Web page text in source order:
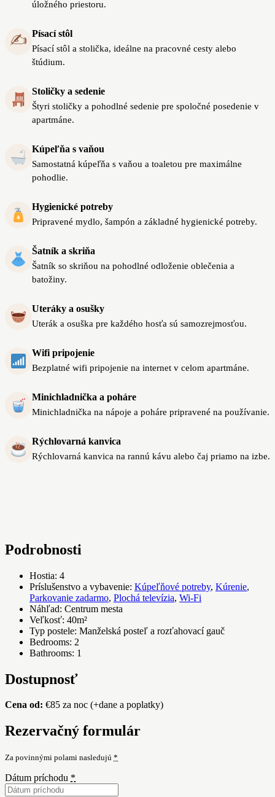
úložného priestoru.
✍️ Písací stôl
Písací stôl a stolička, ideálne na pracovné cesty alebo
štúdium.
Stoličky a sedenie
Štyri stoličky a pohodlné sedenie pre spoločné posedenie v
apartmáne.
Kúpeľňa s vaňou
Samostatná kúpeľňa s vaňou a toaletou pre maximálne
pohodlie.
Hygienické potreby
Pripravené mydlo, šampón a základné hygienické potreby.
Šatník a skriňa
Šatník so skriňou na pohodlné odloženie oblečenia a
batožiny.
Uteráky a osušky
Uterák a osuška pre každého hosťa sú samozrejmosťou.
Wifi pripojenie
Bezplatné wifi pripojenie na internet v celom apartmáne.
Minichladnička a poháre
Minichladnička na nápoje a poháre pripravené na používanie.
Rýchlovarná kanvica
Rýchlovarná kanvica na rannú kávu alebo čaj priamo na izbe.
Podrobnosti
Hostia: 4
Príslušenstvo a vybavenie: Kúpeľňové potreby, Kúrenie,
Parkovanie zadarmo, Plochá televízia, Wi-Fi
Náhľad: Centrum mesta
Veľkosť: 40m²
Typ postele: Manželská posteľ a rozťahovací gauč
Bedrooms: 2
Bathrooms: 1
Dostupnosť
Cena od: €85 za noc (+dane a poplatky)
Rezervačný formulár
Za povinnými polami nasledujú *
Dátum príchodu *